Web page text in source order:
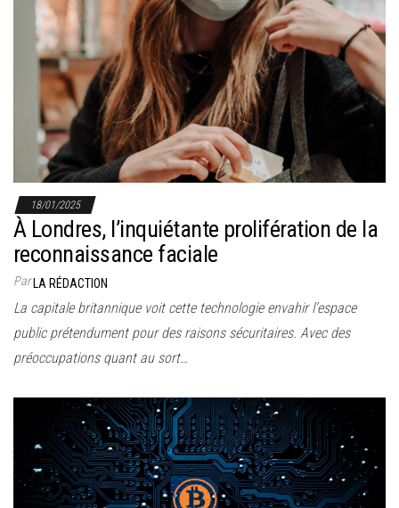
l
a
n
a
v
t
18/01/2025
À Londres, l’inquiétante prolifération de la
reconnaissance faciale
ParLA RÉDACTION
La capitale britannique voit cette technologie envahir l’espace
public prétendument pour des raisons sécuritaires. Avec des
préoccupations quant au sort…